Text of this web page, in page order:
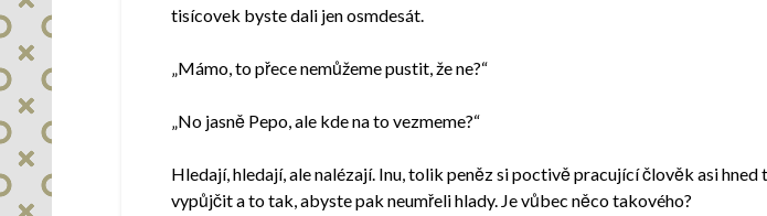
tisícovek byste dali jen osmdesát.
„Mámo, to přece nemůžeme pustit, že ne?“
„No jasně Pepo, ale kde na to vezmeme?“
Hledají, hledají, ale nalézají. Inu, tolik peněz si poctivě pracující člověk asi
vypůjčit a to tak, abyste pak neumřeli hlady. Je vůbec něco takového?